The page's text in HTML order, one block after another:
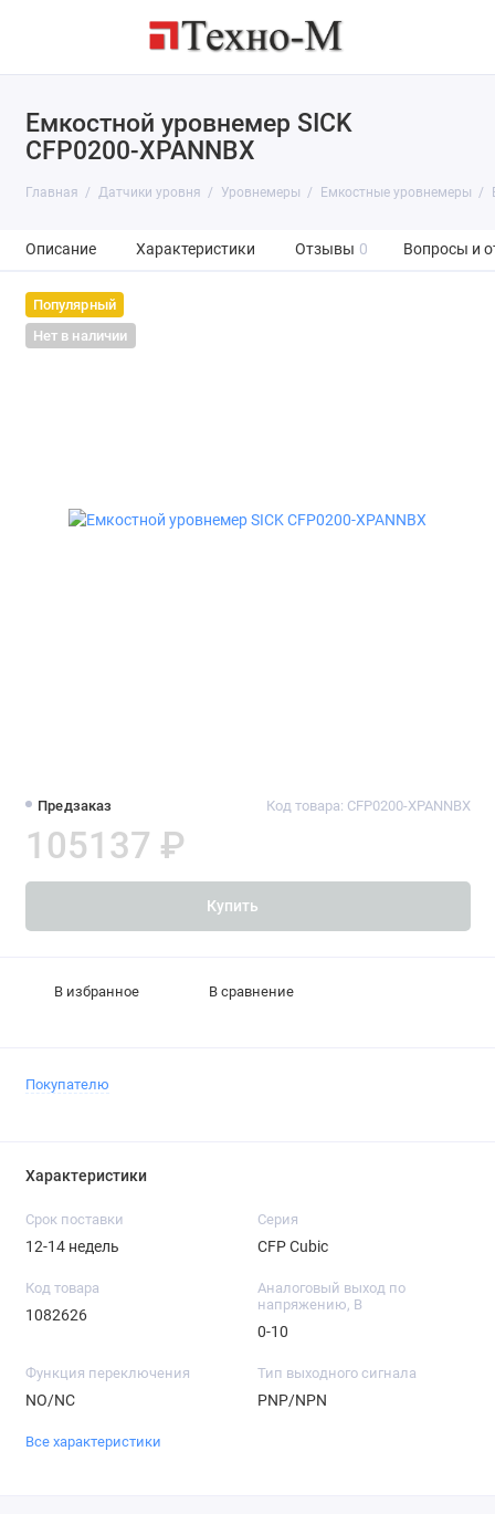
Емкостной уровнемер SICK
CFP0200-XPANNBX
Главная Датчики уровня Уровнемеры Емкостные уровнемеры
Описание Характеристики Отзывы 0 Вопросы и
Популярный
Нет в наличии
Предзаказ Код товара: CFP0200-XPANNBX
105137 ₽
Купить
В избранное В сравнение
Покупателю
Характеристики
Срок поставки
12-14 недель
Серия
CFP Cubic
Код товара
1082626
Аналоговый выход по
напряжению, В
0-10
Функция переключения
NO/NC
Тип выходного сигнала
PNP/NPN
Все характеристики